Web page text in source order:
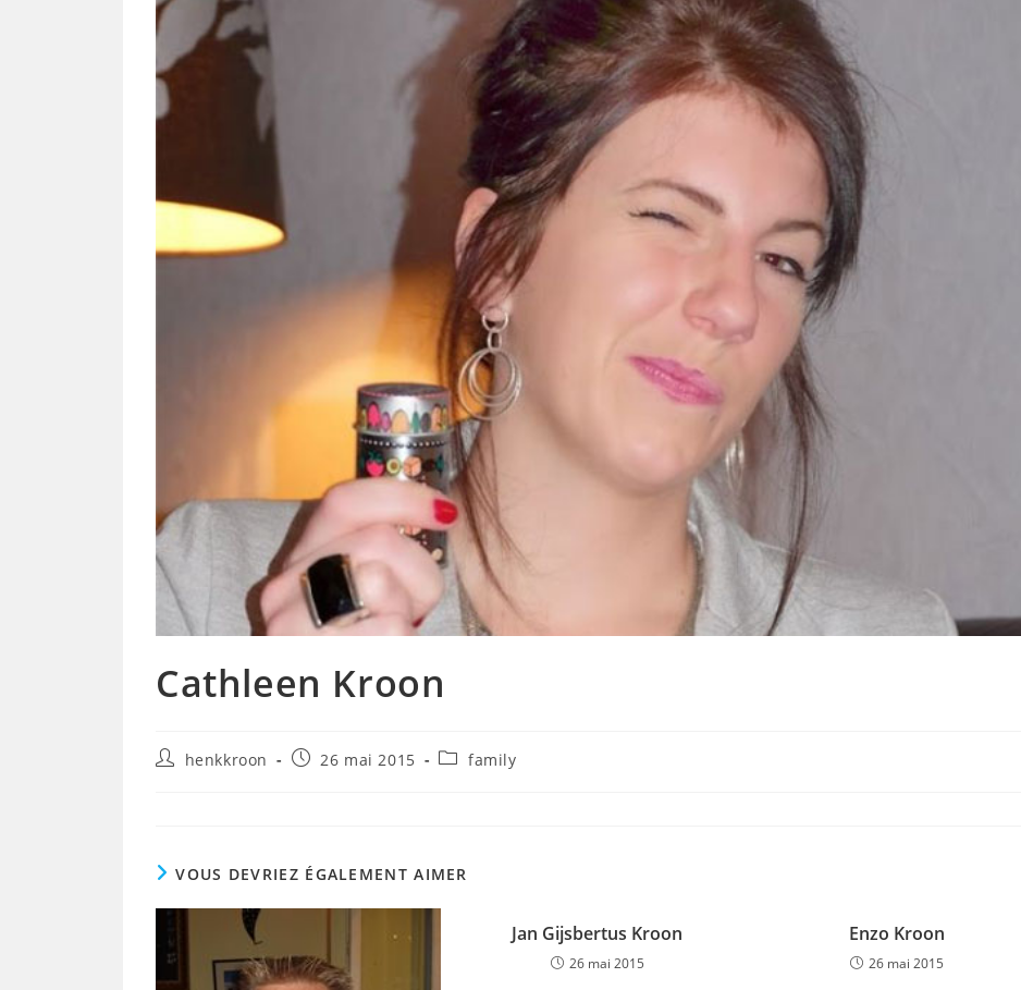
Cathleen Kroon
Auteur/autrice
henkkroon
Publication
26 mai 2015
Postfamily
VOUS DEVRIEZ ÉGALEMENT AIMER
Jan Gijsbertus Kroon
26 mai 2015
Enzo Kroon
26 mai 2015